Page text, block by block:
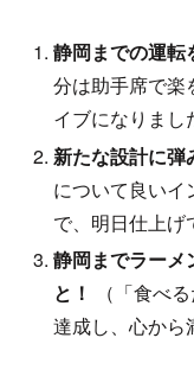
静岡までの運転
分は助手席で楽
イブになりまし
新たな設計に弾
について良い
で、明日仕上げ
静岡までラーメ
と！
（「食べ
達成し、心から